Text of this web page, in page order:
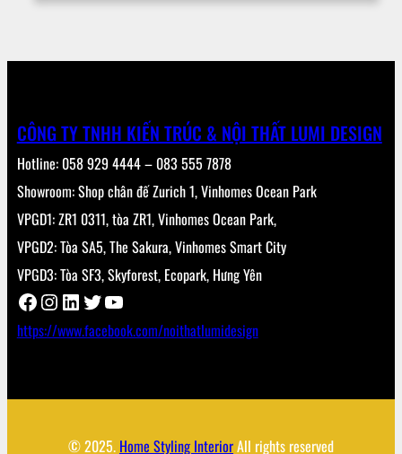
CÔNG TY TNHH KIẾN TRÚC & NỘI THẤT LUMI DESIGN
Hotline: 058 929 4444 – 083 555 7878
Showroom: Shop chân đế Zurich 1, Vinhomes Ocean Park
VPGD1: ZR1 0311, tòa ZR1, Vinhomes Ocean Park,
VPGD2: Tòa SA5, The Sakura, Vinhomes Smart City
VPGD3: Tòa SF3, Skyforest, Ecopark, Hưng Yên
Facebook Instagram LinkedIn Twitter YouTube
https://www.facebook.com/noithatlumidesign
© 2025. Home Styling InteriorAll rights reserved